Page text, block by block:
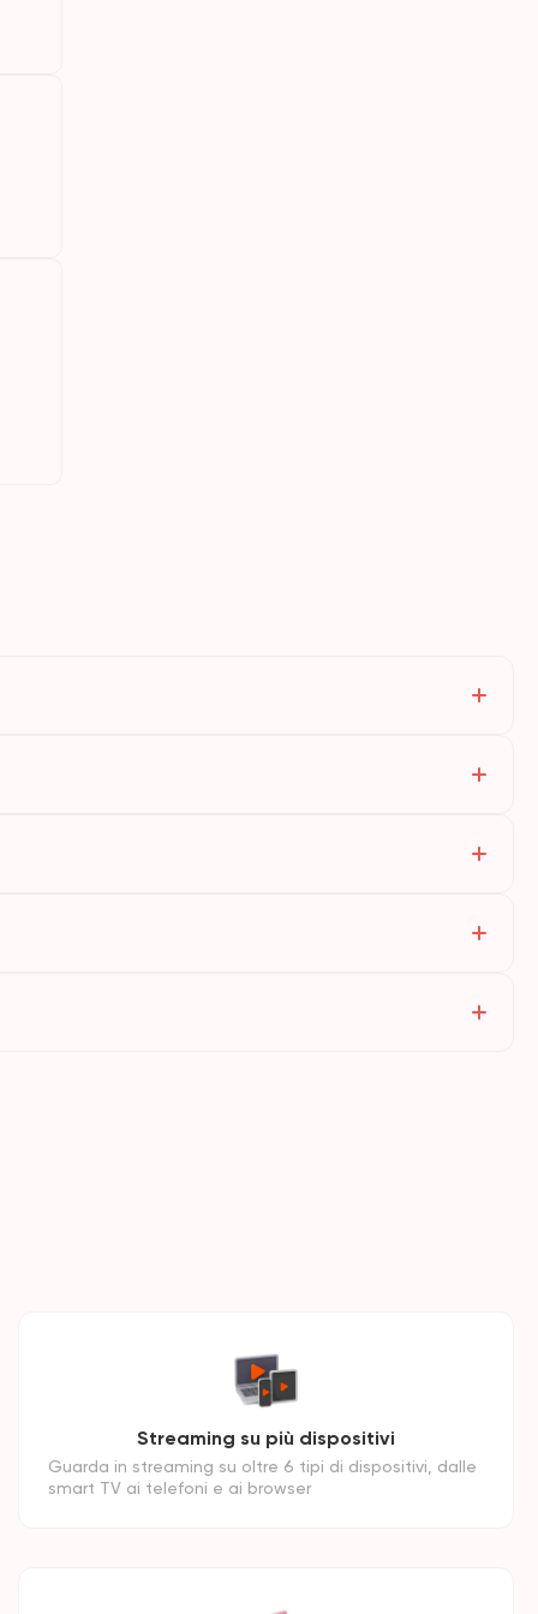
Streaming su più dispositivi
Guarda in streaming su oltre 6 tipi di dispositivi, dalle
smart TV ai telefoni e ai browser